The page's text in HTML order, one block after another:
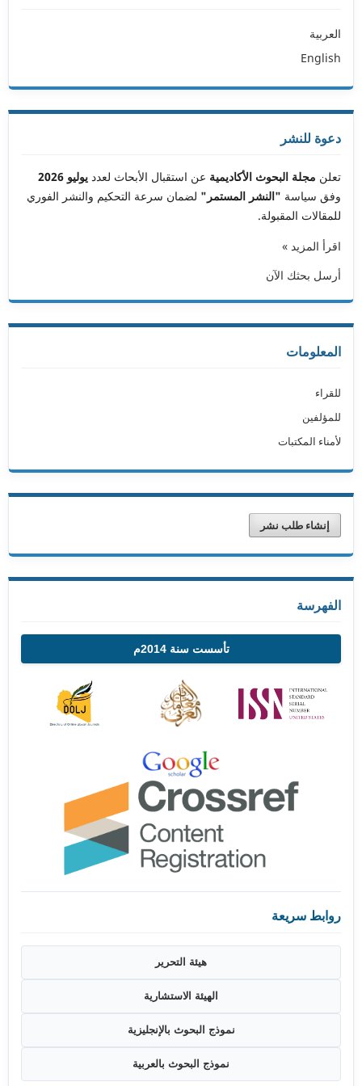
العربية
English
دعوة للنشر
تعلن مجلة البحوث الأكاديمية عن استقبال الأبحاث لعدد يوليو 2026
وفق سياسة "النشر المستمر" لضمان سرعة التحكيم والنشر الفوري
للمقالات المقبولة.
اقرأ المزيد »
أرسل بحثك الآن
المعلومات
للقراء
للمؤلفين
لأمناء المكتبات
إنشاء طلب نشر
الفهرسة
تأسست سنة 2014م
روابط سريعة
هيئة التحرير
الهيئة الاستشارية
نموذج البحوث بالإنجليزية
نموذج البحوث بالعربية